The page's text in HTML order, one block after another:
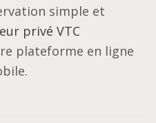
simple et
privé VTC
plateforme en ligne